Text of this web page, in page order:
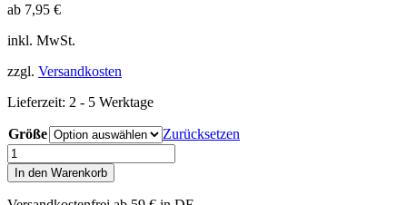
ab 7,95 €
inkl. MwSt.
zzgl. Versandkosten
Lieferzeit: 2 - 5 Werktage
Größe
Zurücksetzen
Wolters
-
Pure
Nature
In den Warenkorb